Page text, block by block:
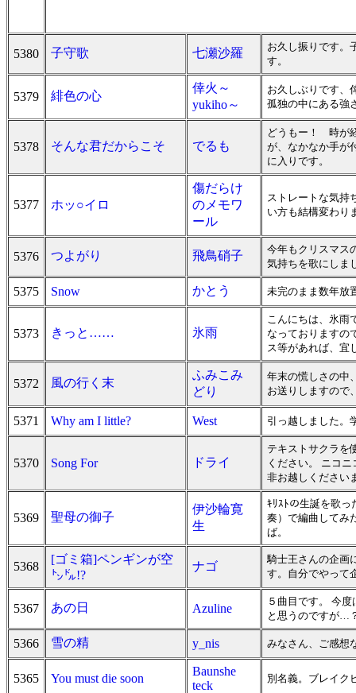
5380 子守歌 七瀬沙羅
お久し振りです。
す。
5379 緋色の心
倖火～
yukiho～
お久しぶりです、
孤独の中にある強
5378 そんな君だからこそ でるも
どうもー！ 時が
が、なかなか手が
に入りです。
5377 ホッ○イロ
傷だらけ
のメモワ
ール
ストレートな気持
い方も結構変わり
5376 つよがり 飛鳥硝子
今年もクリスマス
気持ちを歌にしま
5375 Snow かとう 未完のまま数年放
5373 きっと…… 氷雨
こんにちは、氷雨
なっておりますの
ス等があれば、宜
5372 風の行く末
ふみこみ
どり
年末の慌しさの中
お送りしますので
5371 Why am I little? West 引っ越しました。
5370 Song For ドライ
テキストサクラを
ください。 ニコ
非お越しください
5369 聖母の御子
伊沙輪寛
生
ｷﾘｽﾄの生誕を歌っ
奏）で編曲してみ
ば。
5368
[ゴミ箱]ペンギンが空
㌧㌦!?
ナゴ
騎士王さんの企画
す。自分でやって
5367 あの日 Azuline
５曲目です。 今
と思うのですが…
5366 雪の精 y_nis みなさん、ご感想
5365 You must die soon
Baunshe
teck
別名義。ブレイク